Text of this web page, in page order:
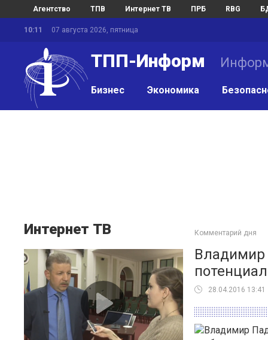
Агентство ТПВ Интернет ТВ ПРБ RBG
10:11 07 августа 2026, пятница
ТПП-Информ
Бизнес Экономика
Интернет ТВ Комментарий дня
Владимир
28.04.2016 13:41